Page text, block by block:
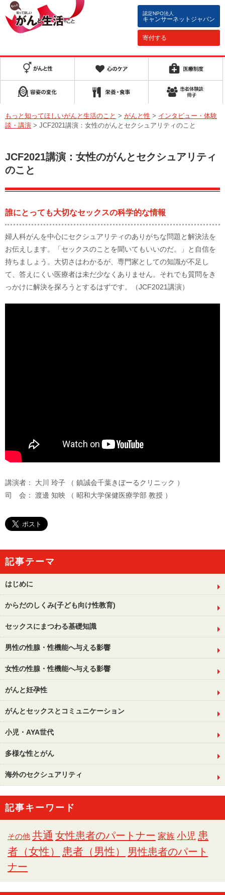
認定NPO法人
キャンサーネットジャパン
寄付する
もっと知ってほしいがんと生活のこと > がんと性 > インタビュー・体験
談・講演 > JCF2021講演：女性のがんとセクシュアリティのこと
JCF2021講演：女性のがんとセクシュアリティ
のこと
誰にとっても大切なセックスの科学的な情報
婦人科がんを中心にセクシュアリティのありがちな問題と解決法を
お伝えします。「セックスのことを聞いてもいいのだ。」と自信を
持ちましょう。大切さはわかるが、専門家としての知識が不足し
て、答えにくい医療者は未だ少なくありません。それでも質問をき
っかけに解決を探ろうとするはずです。（JCF2021講演）
講演者： 大川 玲子 （ 鎮誠会千葉きぼーるクリニック ）
司 会： 渡邊 知映 （ 昭和大学保健医療学部 教授 ）
記事テーマ
はじめに
からだのしくみ(子ども向け性教育)
セックスにまつわる基礎知識
男性の性腺・性機能へ与える影響
女性の性腺・性機能へ与える影響
がんと妊孕性
がんとセックスとコミュニケーション
小児・AYA世代
多様な性とがん
海外のセクシュアリティ
記事キーワード
その他 共通 女性患者のパートナー 家族 小児 患
者（女性）
患者（男性）
男性患者のパート
ナー